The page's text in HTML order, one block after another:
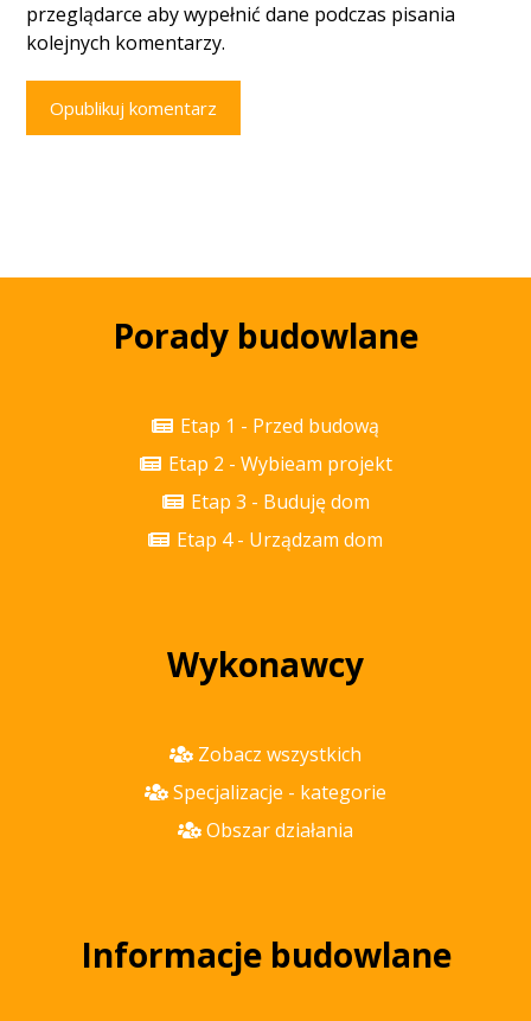
przeglądarce aby wypełnić dane podczas pisania
kolejnych komentarzy.
Opublikuj komentarz
Porady budowlane
Etap 1 - Przed budową
Etap 2 - Wybieam projekt
Etap 3 - Buduję dom
Etap 4 - Urządzam dom
Wykonawcy
Zobacz wszystkich
Specjalizacje - kategorie
Obszar działania
Informacje budowlane